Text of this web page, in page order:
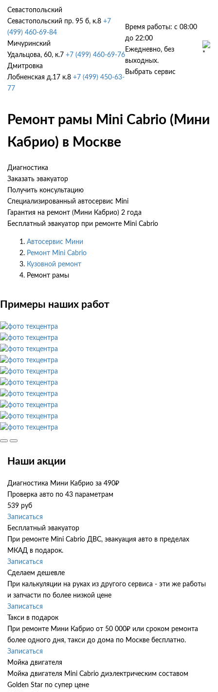
Севастопольский
Севастопольский пр. 95 б, к.8 +7
(499) 460-69-84
Мичуринский
Удальцова, 60, к.7 +7 (499) 460-69-76
Дмитровка
Лобненская д.17 к.8 +7 (499) 450-63-
77
Время работы: с 08:00
до 22:00
Ежедневно, без
выходных.
Выбрать сервис
Ремонт рамы Mini Cabrio (Мини
Кабрио) в Москве
Диагностика
Заказать эвакуатор
Получить консультацию
Специализированный автосервис Mini
Гарантия на ремонт (Мини Кабрио) 2 года
Бесплатный эвакуатор при ремонте Mini Cabrio
Автосервис Мини
Ремонт Mini Cabrio
Кузовной ремонт
Ремонт рамы
Примеры наших работ
Наши акции
Диагностика Мини Кабрио за 490₽
Проверка авто по 43 параметрам
539 руб
Записаться
Бесплатный эвакуатор
При ремонте Mini Cabrio ДВС, эвакуация авто в пределах
МКАД в подарок.
Записаться
Сделаем дешевле
При калькуляции на руках из другого сервиса - эти же работы
и запчасти по более низкой цене
Записаться
Такси в подарок
При ремонте Мини Кабрио от 50 000₽ или сроком ремонта
более одного дня, такси до дома по Москве бесплатно.
Записаться
Мойка двигателя
Мойка двигателя Mini Cabrio диэлектрическим составом
Golden Star по супер цене